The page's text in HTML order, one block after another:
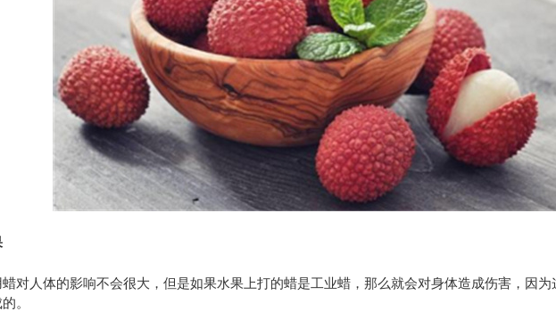
高温熏蒸液 纳米光触媒
对人体的影响不会很大，但是如果水果上打的蜡是工业蜡，那么就会对身体造成伤害，因
。